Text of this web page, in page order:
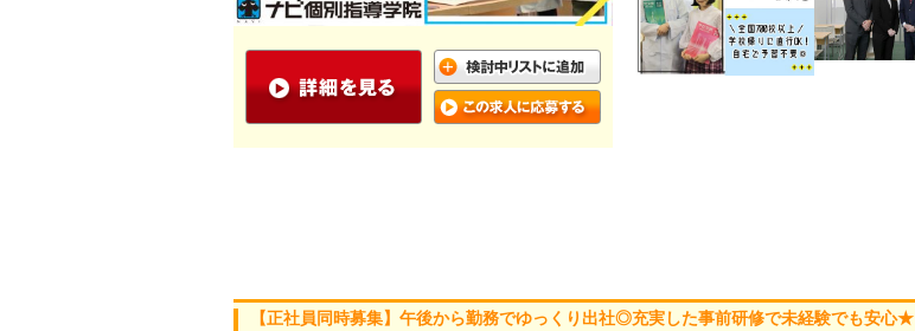
【正社員同時募集】午後から勤務でゆっくり出社◎充実した事前研修で未経験でも安心★